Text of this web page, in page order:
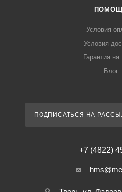
Условия
Условия
Гарантия на
Блог
ПОДПИСАТЬСЯ НА
+7 (4822)